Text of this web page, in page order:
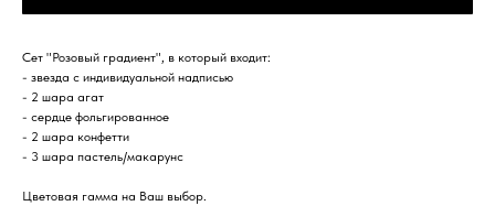
Сет "Розовый градиент", в который входит:
- звезда с индивидуальной надписью
- 2 шара агат
- сердце фольгированное
- 2 шара конфетти
- 3 шара пастель/макарунс
Цветовая гамма на Ваш выбор.